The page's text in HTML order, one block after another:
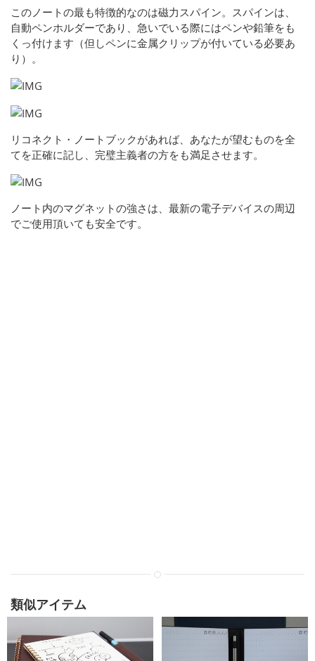
このノートの最も特徴的なのは磁力スパイン。スパインは、
自動ペンホルダーであり、急いでいる際にはペンや鉛筆をも
くっ付けます（但しペンに金属クリップが付いている必要あ
り）。
リコネクト・ノートブックがあれば、あなたが望むものを全
てを正確に記し、完璧主義者の方をも満足させます。
ノート内のマグネットの強さは、最新の電子デバイスの周辺
でご使用頂いても安全です。
類似アイテム